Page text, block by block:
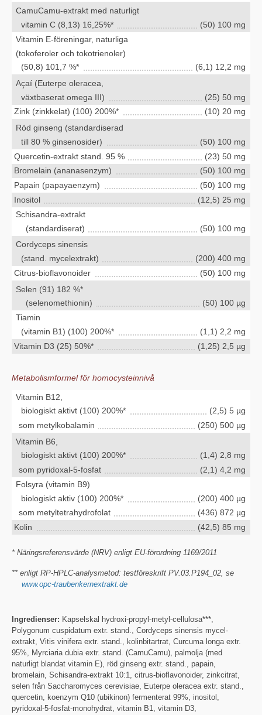
CamuCamu-extrakt med naturligt
vitamin C (8,13) 16,25%*
(50) 100 mg
Vitamin E-föreningar, naturliga
(tokoferoler och tokotrienoler)
(50,8) 101,7 %*
(6,1) 12,2 mg
Açaí (Euterpe oleracea,
växtbaserat omega III)
(25) 50 mg
Zink (zinkkelat) (100) 200%*
(10) 20 mg
Röd ginseng (standardiserad
till 80 % ginsenosider)
(50) 100 mg
Quercetin-extrakt stand. 95 %
(23) 50 mg
Bromelain (ananasenzym)
(50) 100 mg
Papain (papayaenzym)
(50) 100 mg
Inositol
(12,5) 25 mg
Schisandra-extrakt
(standardiserat)
(50) 100 mg
Cordyceps sinensis
(stand. mycelextrakt)
(200) 400 mg
Citrus-bioflavonoider
(50) 100 mg
Selen (91) 182 %*
(selenomethionin)
(50) 100 µg
Tiamin
(vitamin B1) (100) 200%*
(1,1) 2,2 mg
Vitamin D3 (25) 50%*
(1,25) 2,5 µg
Metabolismformel för homocysteinnivå
Vitamin B12,
biologiskt aktivt (100) 200%*
(2,5) 5 µg
som metylkobalamin
(250) 500 µg
Vitamin B6,
biologiskt aktivt (100) 200%*
(1,4) 2,8 mg
som pyridoxal-5-fosfat
(2,1) 4,2 mg
Folsyra (vitamin B9)
biologiskt aktiv (100) 200%*
(200) 400 µg
som metyltetrahydrofolat
(436) 872 µg
Kolin
(42,5) 85 mg
* Näringsreferensvärde (NRV) enligt EU-förordning 1169/2011
** enligt RP-HPLC-analysmetod: testföreskrift PV.03.P194_02, se
www.opc-traubenkernextrakt.de
Ingredienser: Kapselskal hydroxi-propyl-metyl-cellulosa***,
Polygonum cuspidatum extr. stand., Cordyceps sinensis mycel-
extrakt, Vitis vinifera extr. stand., kolinbitartrat, Curcuma longa extr.
95%, Myrciaria dubia extr. stand. (CamuCamu), palmolja (med
naturligt blandat vitamin E), röd ginseng extr. stand., papain,
bromelain, Schisandra-extrakt 10:1, citrus-bioflavonoider, zinkcitrat,
selen från Saccharomyces cerevisiae, Euterpe oleracea extr. stand.,
quercetin, koenzym Q10 (ubikinon) fermenterat 99%, inositol,
pyridoxal-5-fosfat-monohydrat, vitamin B1, vitamin D3,